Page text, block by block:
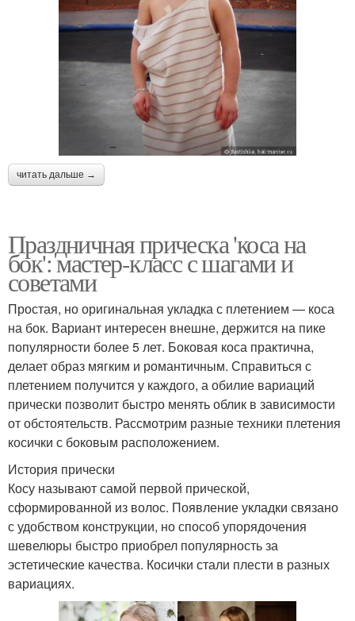
читать дальше →
Праздничная прическа 'коса на
бок': мастер-класс с шагами и
советами
Простая, но оригинальная укладка с плетением — коса
на бок. Вариант интересен внешне, держится на пике
популярности более 5 лет. Боковая коса практична,
делает образ мягким и романтичным. Справиться с
плетением получится у каждого, а обилие вариаций
прически позволит быстро менять облик в зависимости
от обстоятельств. Рассмотрим разные техники плетения
косички с боковым расположением.
История прически
Косу называют самой первой прической,
сформированной из волос. Появление укладки связано
с удобством конструкции, но способ упорядочения
шевелюры быстро приобрел популярность за
эстетические качества. Косички стали плести в разных
вариациях.